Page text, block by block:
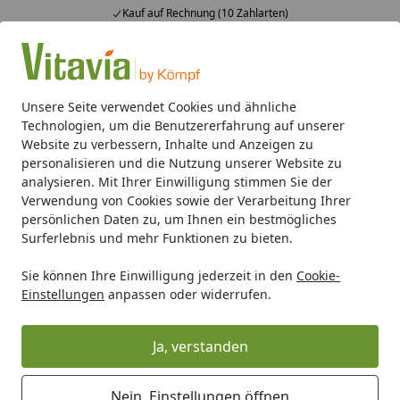
Unsere Seite verwendet Cookies und ähnliche
Technologien, um die Benutzererfahrung auf unserer
Website zu verbessern, Inhalte und Anzeigen zu
personalisieren und die Nutzung unserer Website zu
analysieren. Mit Ihrer Einwilligung stimmen Sie der
Verwendung von Cookies sowie der Verarbeitung Ihrer
persönlichen Daten zu, um Ihnen ein bestmögliches
Surferlebnis und mehr Funktionen zu bieten.
Sie können Ihre Einwilligung jederzeit in den Cookie-
Einstellungen anpassen oder widerrufen.
Ja, verstanden
Kauf auf Rechnung (10 Zahlarten)
Alle Produkte
Mein Konto
Suchen
Startseite
Gewächshaus-Zubehör Sonstiges Vitavia
Vitavia Hohlkammerplatten
Abdichtklebeband (1 Rolle á ca. 2,8
cm x 15 m)